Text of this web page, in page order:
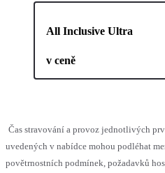
All Inclusive Ultra
v ceně
Čas stravování a provoz jednotlivých
uvedených v nabídce mohou podléhat
povětrnostních podmínek, požadavků